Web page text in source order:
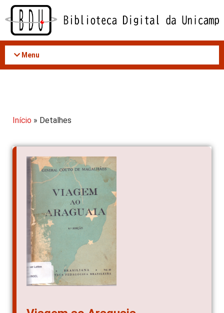
Acessar
conteúdo
Menu
Início » Detalhes